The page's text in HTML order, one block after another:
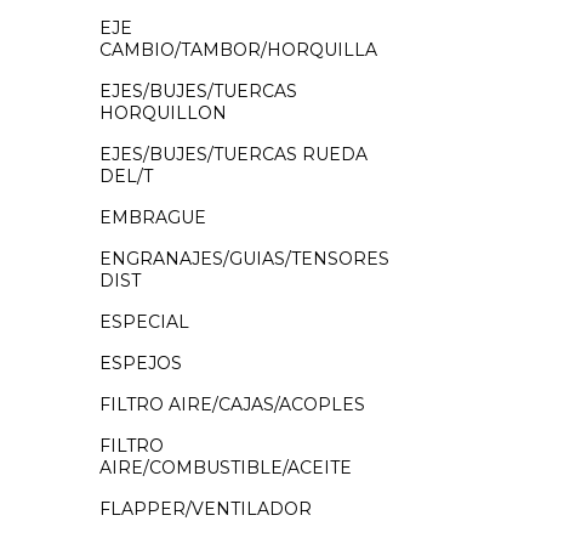
EJE
CAMBIO/TAMBOR/HORQUILLA
EJES/BUJES/TUERCAS
HORQUILLON
EJES/BUJES/TUERCAS RUEDA
DEL/T
EMBRAGUE
ENGRANAJES/GUIAS/TENSORES
DIST
ESPECIAL
ESPEJOS
FILTRO AIRE/CAJAS/ACOPLES
FILTRO
AIRE/COMBUSTIBLE/ACEITE
FLAPPER/VENTILADOR